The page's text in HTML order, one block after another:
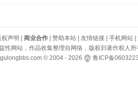
权声明 商业合作| 赞助本站| 友情链接| 手机网站|
性网站，作品收集整理自网络，版权归著作权人
©2004 - 2026 鲁ICP备